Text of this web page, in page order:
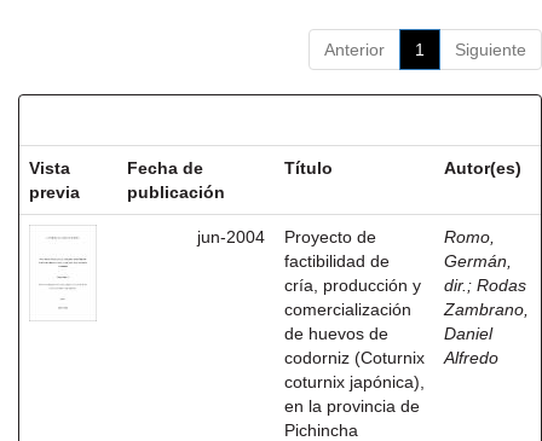
Anterior 1 Siguiente
Vista
previa
Fecha de
publicación
Título Autor(es)
jun-2004
Proyecto de
factibilidad de
cría, producción y
comercialización
de huevos de
codorniz (Coturnix
coturnix japónica),
en la provincia de
Pichincha
Romo,
Germán,
dir. ; Rodas
Zambrano,
Daniel
Alfredo